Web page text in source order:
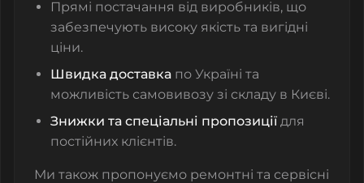
Прямі постачання від виробників, що
забезпечують високу якість та вигідні
ціни.
Швидка доставка по Україні та
можливість самовивозу зі складу в Києві.
Знижки та спеціальні пропозиції для
постійних клієнтів.
Ми також пропонуємо ремонтні та сервісні